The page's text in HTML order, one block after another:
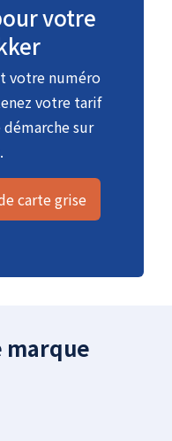
votre
votre numéro
votre tarif
sur
carte grise
marque